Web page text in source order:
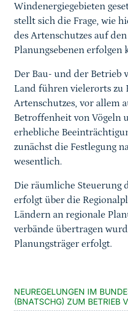
Windenergiegebieten
stellt sich die Frage, wie
des Artenschutzes auf
Planungsebenen erfolgen
Der Bau- und der Betrieb
Land führen vielerorts
Artenschutzes, vor allem
Betroffenheit von Vögeln
erhebliche
zunächst die Festlegung
wesentlich.
Die räumliche Steuerung
erfolgt über die
Ländern an regionale
verbände übertragen
Planungsträger erfolgt.
NEUREGELUNGEN IM
(BNATSCHG) ZUM BETRIEB